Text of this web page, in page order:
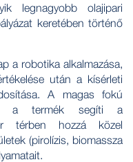
legnagyobb olajipari
keretében történő
a robotika alkalmazása,
után a kísérleti
A magas fokú
a termék segíti a
térben hozzá közel
(pirolízis, biomassza